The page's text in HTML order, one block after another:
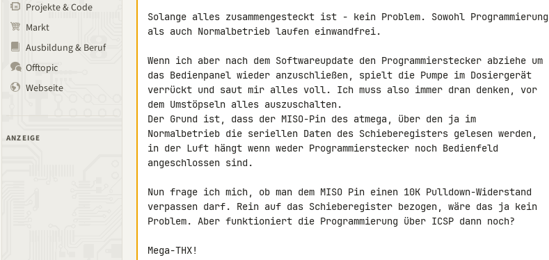
Projekte & Code
Markt
Ausbildung & Beruf
Offtopic
Webseite
ANZEIGE
Solange alles zusammengesteckt ist - kein Problem. Sowohl Programmierung
als auch Normalbetrieb laufen einwandfrei.
Wenn ich aber nach dem Softwareupdate den Programmierstecker abziehe um
das Bedienpanel wieder anzuschließen, spielt die Pumpe im Dosiergerät
verrückt und saut mir alles voll. Ich muss also immer dran denken, vor
dem Umstöpseln alles auszuschalten.
Der Grund ist, dass der MISO-Pin des atmega, über den ja im
Normalbetrieb die seriellen Daten des Schieberegisters gelesen werden,
in der Luft hängt wenn weder Programmierstecker noch Bedienfeld
angeschlossen sind.
Nun frage ich mich, ob man dem MISO Pin einen 10K Pulldown-Widerstand
verpassen darf. Rein auf das Schieberegister bezogen, wäre das ja kein
Problem. Aber funktioniert die Programmierung über ICSP dann noch?
Mega-THX!